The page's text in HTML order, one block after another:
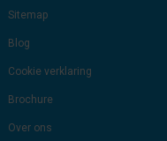
Sitemap
Blog
Cookie verklaring
Brochure
Over ons